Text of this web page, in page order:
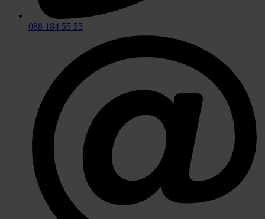
088 184 55 55